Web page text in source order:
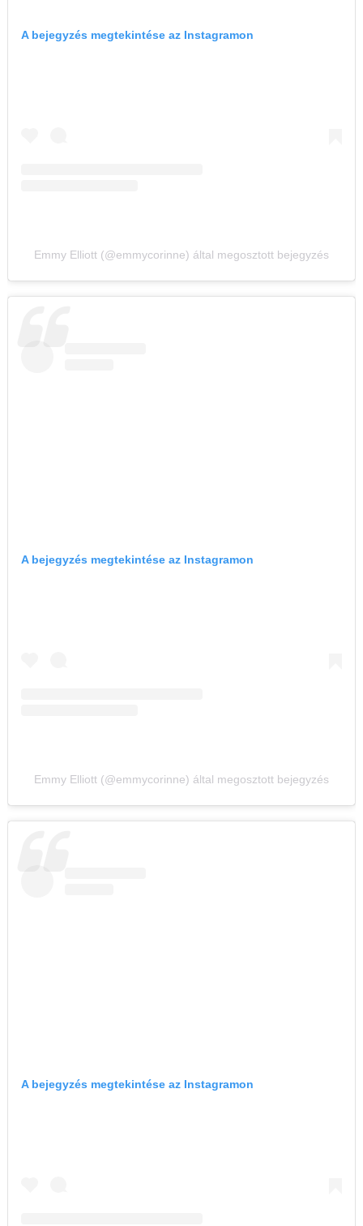
A bejegyzés megtekintése az Instagramon
Emmy Elliott (@emmycorinne) által megosztott bejegyzés
A bejegyzés megtekintése az Instagramon
Emmy Elliott (@emmycorinne) által megosztott bejegyzés
A bejegyzés megtekintése az Instagramon